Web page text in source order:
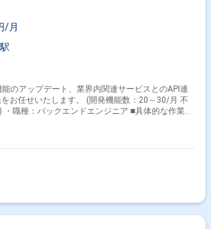
/月
のアップデート、業界内関連サービスとのAPI連
お任せいたします。 (開発機能数：20～30/月 不
バックエンドエンジニア ■具体的な作業内
： ■プログラミング言語：